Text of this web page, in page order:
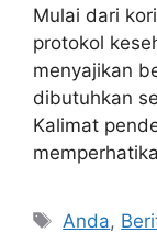
Mulai dari
protokol
menyajikan
dibutuhkan
Kalimat
Tags
Anda,